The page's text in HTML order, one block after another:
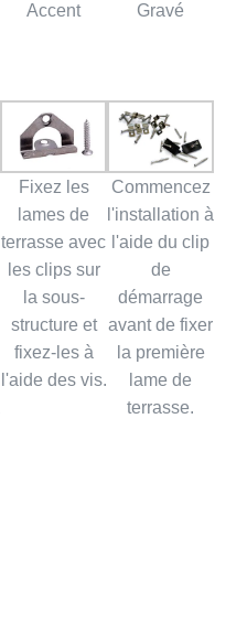
Accent Gravé
Fixez les
lames de
terrasse avec
les clips sur
la sous-
structure et
fixez-les à
l'aide des vis.
Commencez
l'installation à
l'aide du clip
de
démarrage
avant de fixer
la première
lame de
terrasse.